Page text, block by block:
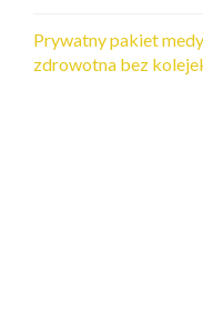
Prywatny pakiet
zdrowotna bez